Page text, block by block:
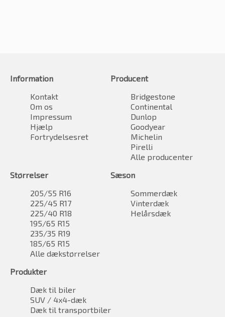
Information
Kontakt
Om os
Impressum
Hjælp
Fortrydelsesret
Producent
Bridgestone
Continental
Dunlop
Goodyear
Michelin
Pirelli
Alle producenter
Størrelser
205/55 R16
225/45 R17
225/40 R18
195/65 R15
235/35 R19
185/65 R15
Alle dækstørrelser
Sæson
Sommerdæk
Vinterdæk
Helårsdæk
Produkter
Dæk til biler
SUV / 4x4-dæk
Dæk til transportbiler